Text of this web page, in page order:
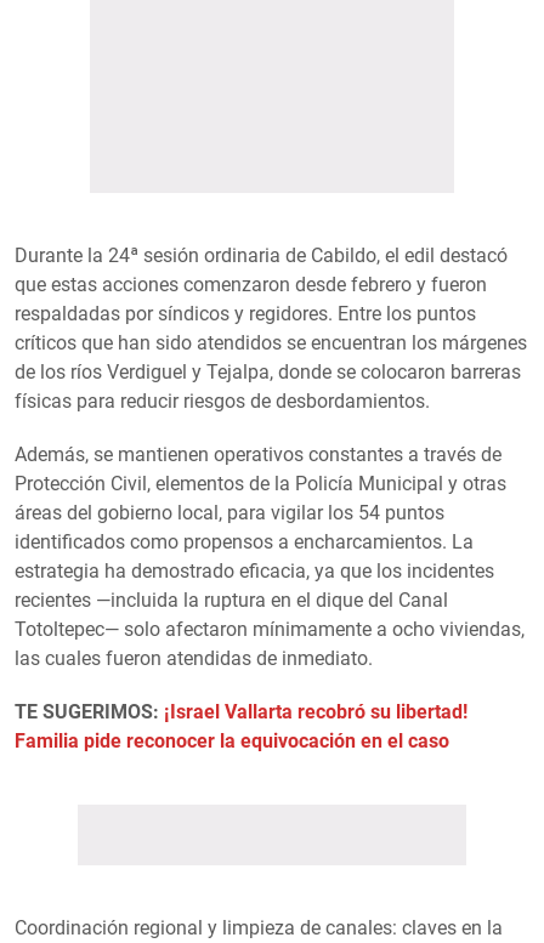
Durante la 24ª sesión ordinaria de Cabildo, el edil destacó
que estas acciones comenzaron desde febrero y fueron
respaldadas por síndicos y regidores. Entre los puntos
críticos que han sido atendidos se encuentran los márgenes
de los ríos Verdiguel y Tejalpa, donde se colocaron barreras
físicas para reducir riesgos de desbordamientos.
Además, se mantienen operativos constantes a través de
Protección Civil, elementos de la Policía Municipal y otras
áreas del gobierno local, para vigilar los 54 puntos
identificados como propensos a encharcamientos. La
estrategia ha demostrado eficacia, ya que los incidentes
recientes —incluida la ruptura en el dique del Canal
Totoltepec— solo afectaron mínimamente a ocho viviendas,
las cuales fueron atendidas de inmediato.
TE SUGERIMOS: ¡Israel Vallarta recobró su libertad!
Familia pide reconocer la equivocación en el caso
Coordinación regional y limpieza de canales: claves en la